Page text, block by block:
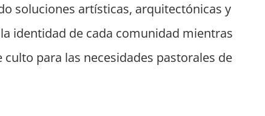
soluciones artísticas, arquitectónicas y
identidad de cada comunidad mientras
culto para las necesidades pastorales de